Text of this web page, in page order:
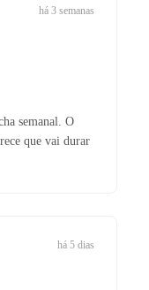
há 3 semanas
semanal. O
que vai durar
há 5 dias